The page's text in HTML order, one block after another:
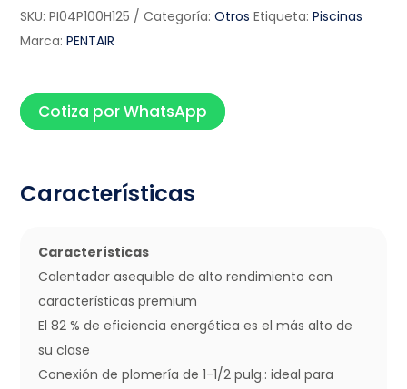
SKU: PI04P100H125 Categoría: Otros Etiqueta: Piscinas
Marca: PENTAIR
Cotiza por WhatsApp
Características
Características
Calentador asequible de alto rendimiento con
características premium
El 82 % de eficiencia energética es el más alto de
su clase
Conexión de plomería de 1-1/2 pulg.: ideal para